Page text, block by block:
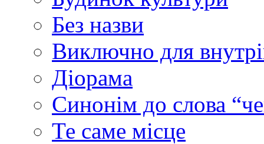
Без назви
Виключно для
Діорама
Синонім до слова
Те саме місце